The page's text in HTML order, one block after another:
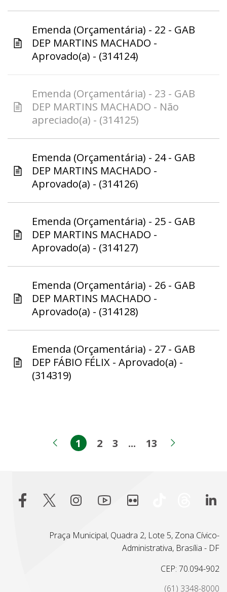
Emenda (Orçamentária) - 22 - GAB
DEP MARTINS MACHADO -
Aprovado(a) - (314124)
Emenda (Orçamentária) - 23 - GAB
DEP MARTINS MACHADO - Não
apreciado(a) - (314125)
Emenda (Orçamentária) - 24 - GAB
DEP MARTINS MACHADO -
Aprovado(a) - (314126)
Emenda (Orçamentária) - 25 - GAB
DEP MARTINS MACHADO -
Aprovado(a) - (314127)
Emenda (Orçamentária) - 26 - GAB
DEP MARTINS MACHADO -
Aprovado(a) - (314128)
Emenda (Orçamentária) - 27 - GAB
DEP FÁBIO FÉLIX - Aprovado(a) -
(314319)
Página anterior
Página
1 Página
2 Página
3 ...Páginas
Página
13
Praça Municipal, Quadra 2, Lote 5, Zona Cívico-
Administrativa, Brasília - DF
CEP: 70.094-902
(61) 3348-8000